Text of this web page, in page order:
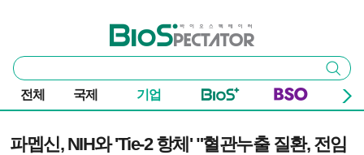
바이오스펙테이터
통
합
검
색
검색
전체 국제 기업
파멥신, NIH와 'Tie-2 항체' "혈관누출 질환, 전임